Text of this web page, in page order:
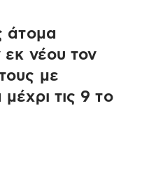
άτομα
εκ νέου τον
με
τις 9 το